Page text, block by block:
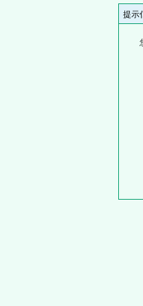
提示